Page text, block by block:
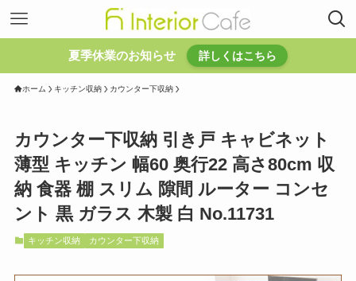
夏季休業のお知らせ 詳しくはこちら
ホーム キッチン収納 カウンター下収納
カウンター下収納 引き戸 キャビネット
薄型 キッチン 幅60 奥行22 高さ80cm 収
納 食器 棚 スリム 隙間 ルーター コンセ
ント 黒 ガラス 木製 白 No.11731
キッチン収納 カウンター下収納